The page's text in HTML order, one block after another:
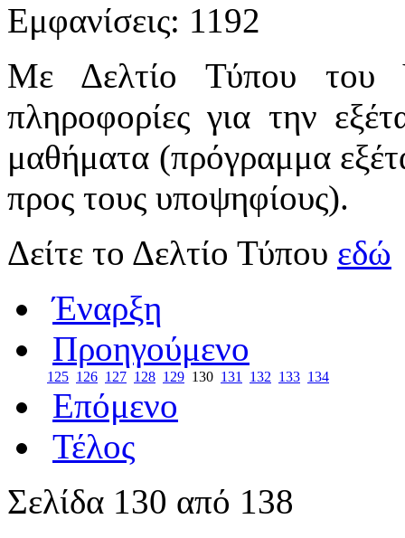
Εμφανίσεις: 1192
Με Δελτίο Τύπου του
πληροφορίες για την
μαθήματα (πρόγραμμα
προς τους υποψηφίους).
Δείτε το Δελτίο Τύπου εδώ
Έναρξη
Προηγούμενο
125 126 127 128 129 130 131 132 133 134
Επόμενο
Τέλος
Σελίδα 130 από 138